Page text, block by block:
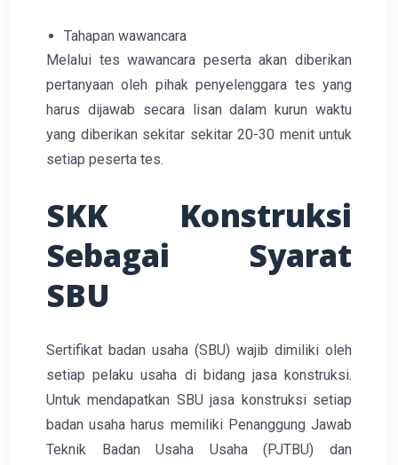
Tahapan wawancara
Melalui tes wawancara peserta akan diberikan
pertanyaan oleh pihak penyelenggara tes yang
harus dijawab secara lisan dalam kurun waktu
yang diberikan sekitar sekitar 20-30 menit untuk
setiap peserta tes.
SKK Konstruksi
Sebagai Syarat
SBU
Sertifikat badan usaha (SBU) wajib dimiliki oleh
setiap pelaku usaha di bidang jasa konstruksi.
Untuk mendapatkan SBU jasa konstruksi setiap
badan usaha harus memiliki Penanggung Jawab
Teknik Badan Usaha Usaha (PJTBU) dan